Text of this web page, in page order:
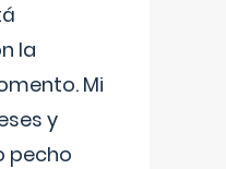
la
Mi
y
pecho